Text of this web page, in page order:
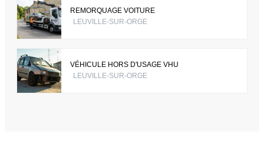
REMORQUAGE VOITURE
LEUVILLE-SUR-ORGE
VÉHICULE HORS D'USAGE VHU
LEUVILLE-SUR-ORGE